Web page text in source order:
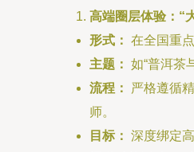
高端圈层体验：“
形式： 在全国重
主题： 如“普洱茶
流程：
严格遵循
师。
目标： 深度绑定